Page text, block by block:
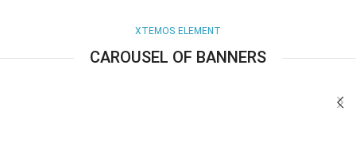
XTEMOS ELEMENT
CAROUSEL OF BANNERS